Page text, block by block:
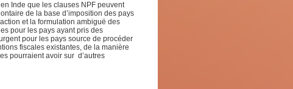
Inde que les clauses NPF peuvent
de la base d’imposition des pays
et la formulation ambiguë des
pour les pays ayant pris des
pour les pays source de procéder
fiscales existantes, de la manière
pourraient avoir sur d’autres